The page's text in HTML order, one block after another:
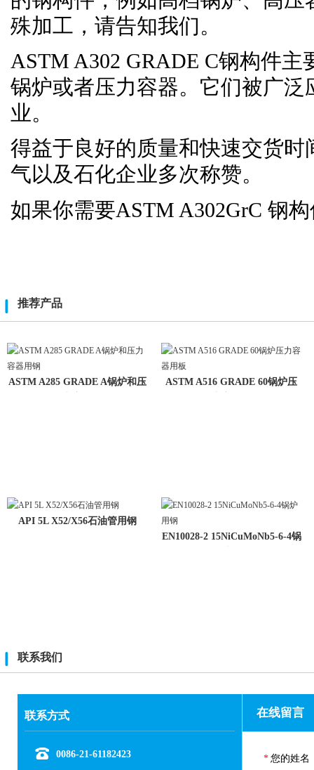
殊加工，请告知我们。
ASTM A302 GRADE C钢构件主
锅炉或者压力容器。它们被广
业。
得益于良好的质量和快速交货
气以及石化企业多次称赞。
如果你需要ASTM A302GrC 钢
推荐产品
ASTM A285 GRADE A锅炉和压
ASTM A516 GRADE 60锅炉压
API 5L X52/X56石油管用钢
EN10028-2 15NiCuMoNb5-6-4锅
联系我们
联系方式
0086-21-61182423
在线留言
* 您的姓名